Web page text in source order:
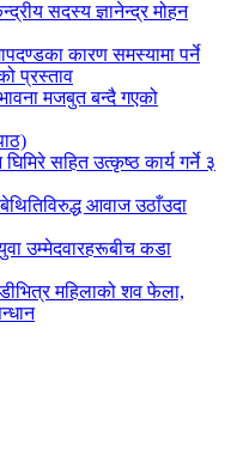
सदस्य ज्ञानेन्द्र मोहन
कारण समस्यामा पर्ने
प्रस्ताव
मजबुत बन्दै गएको
सहित उत्कृष्ठ कार्य गर्ने ३
आवाज उठाँउदा
उम्मेदवारहरूबीच कडा
महिलाको शव फेला,